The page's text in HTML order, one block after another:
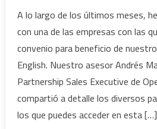
A lo largo de los últimos meses,
con una de las empresas con las
convenio para beneficio de
English. Nuestro asesor Andrés
Partnership Sales Executive de
compartió a detalle los diversos
los que puedes acceder en esta […]